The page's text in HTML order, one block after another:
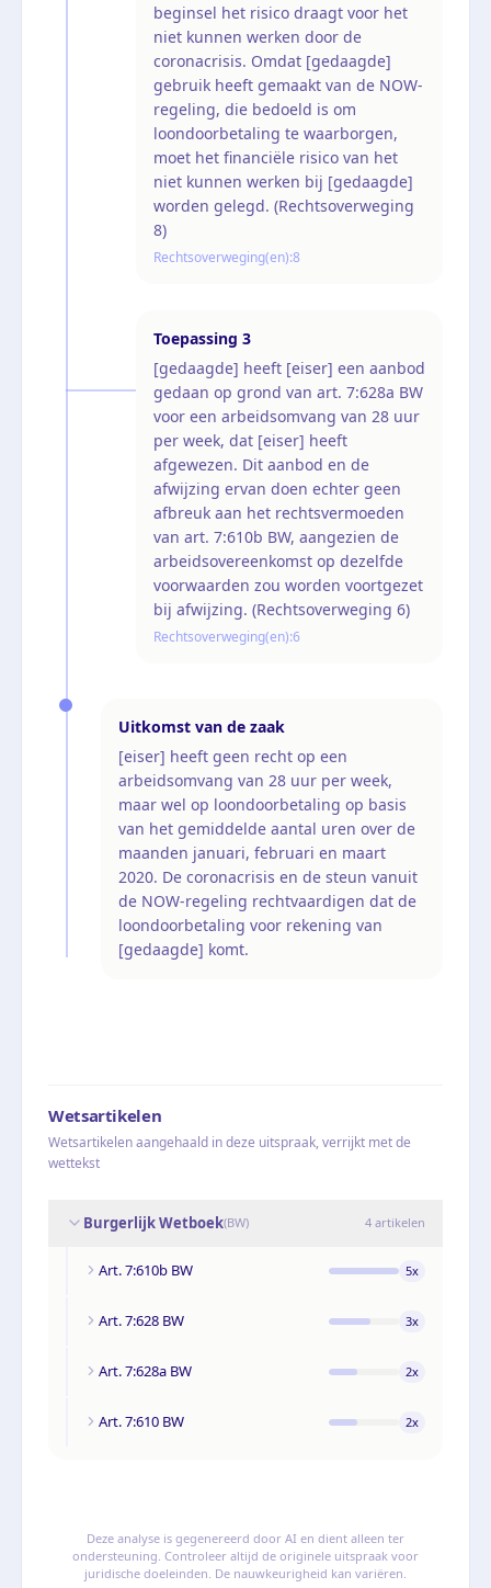
beginsel het risico draagt voor het
niet kunnen werken door de
coronacrisis. Omdat [gedaagde]
gebruik heeft gemaakt van de NOW-
regeling, die bedoeld is om
loondoorbetaling te waarborgen,
moet het financiële risico van het
niet kunnen werken bij [gedaagde]
worden gelegd. (Rechtsoverweging
8)
Rechtsoverweging(en):8
Toepassing 3
[gedaagde] heeft [eiser] een aanbod
gedaan op grond van art. 7:628a BW
voor een arbeidsomvang van 28 uur
per week, dat [eiser] heeft
afgewezen. Dit aanbod en de
afwijzing ervan doen echter geen
afbreuk aan het rechtsvermoeden
van art. 7:610b BW, aangezien de
arbeidsovereenkomst op dezelfde
voorwaarden zou worden voortgezet
bij afwijzing. (Rechtsoverweging 6)
Rechtsoverweging(en):6
Uitkomst van de zaak
[eiser] heeft geen recht op een
arbeidsomvang van 28 uur per week,
maar wel op loondoorbetaling op basis
van het gemiddelde aantal uren over de
maanden januari, februari en maart
2020. De coronacrisis en de steun vanuit
de NOW-regeling rechtvaardigen dat de
loondoorbetaling voor rekening van
[gedaagde] komt.
Wetsartikelen
Wetsartikelen aangehaald in deze uitspraak, verrijkt met de
wettekst
Burgerlijk Wetboek(BW) 4 artikelen
Art. 7:610b BW 5x
Art. 7:628 BW 3x
Art. 7:628a BW 2x
Art. 7:610 BW 2x
Deze analyse is gegenereerd door AI en dient alleen ter
ondersteuning. Controleer altijd de originele uitspraak voor
juridische doeleinden. De nauwkeurigheid kan variëren.